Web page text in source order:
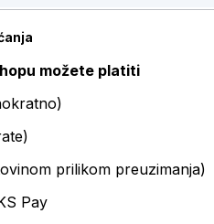
možete platiti
prilikom preuzimanja)
Pay